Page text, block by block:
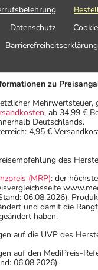
gegen
Unverträglichkeit
Diät einhalten
berücksichtigen.
geben, mit denen
auftreten. Sie
mit einem
andere, das Sie
angeben.
selbst kaufen, nur
Anwendung
dieses
oder der
Das
Datenschutz
Barrierefreiheitserklärung
zu
Mehrwertsteuer,
, ab 34,99 €
Deutschlands.
4,95 €
des
(MRP): der
06.08.2026).
und damit die
haben.
auf die UVP des
auf den MediPreis-
06.08.2026).